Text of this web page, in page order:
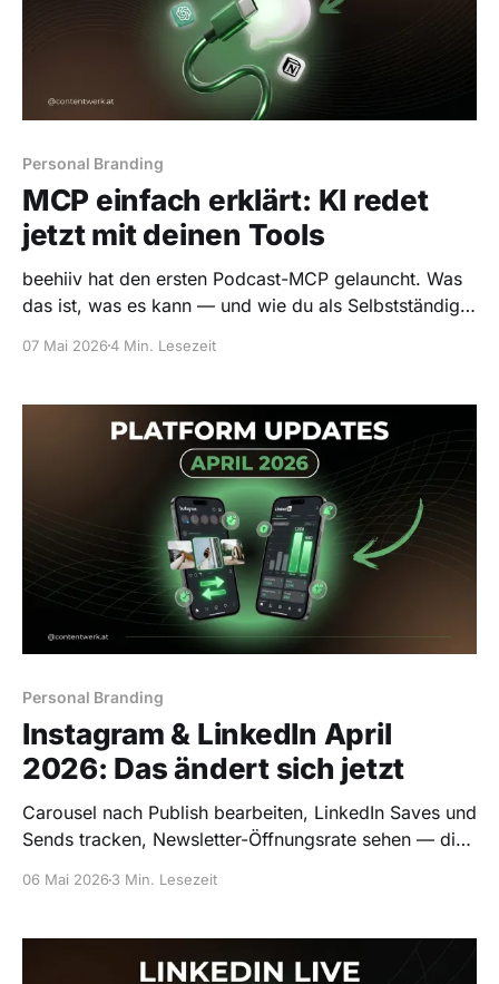
Personal Branding
MCP einfach erklärt: KI redet
jetzt mit deinen Tools
beehiiv hat den ersten Podcast-MCP gelauncht. Was
das ist, was es kann — und wie du als Selbstständiger
07 Mai 20264 Min. Lesezeit
Personal Branding
Instagram & LinkedIn April
2026: Das ändert sich jetzt
Carousel nach Publish bearbeiten, LinkedIn Saves und
Sends tracken, Newsletter-Öffnungsrate sehen — die
06 Mai 20263 Min. Lesezeit